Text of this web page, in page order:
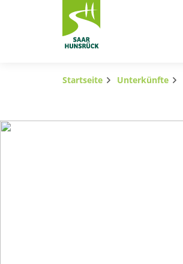
Zum Hauptinhalt springen
Subnavigation umschalten
Startseite Unterkünfte